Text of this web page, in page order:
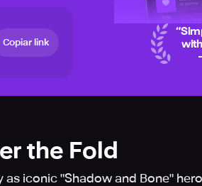
Copiar link
“
the Fold
as iconic "Shadow and Bone"